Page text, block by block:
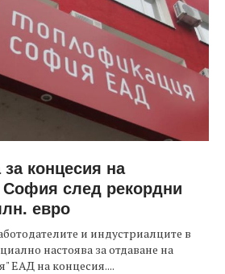
концесия на
след рекордни
евро
и индустриалците в
настоява за отдаване на
ЕАД на концесия....